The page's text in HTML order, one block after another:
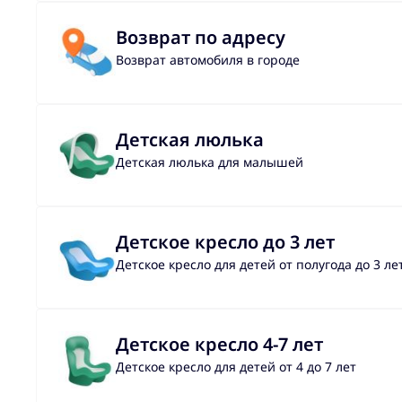
Возврат по адресу
Возврат автомобиля в городе
Детская люлька
Детская люлька для малышей
Детское кресло до 3 лет
Детское кресло для детей от полугода до 3
Детское кресло 4-7 лет
Детское кресло для детей от 4 до 7 лет